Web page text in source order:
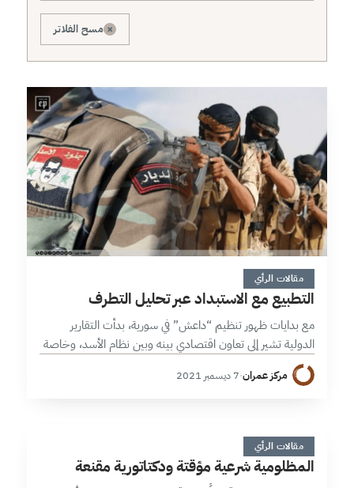
× مسح الفلاتر
4 دقائق
مقالات الرأي
التطبيع مع الاستبداد عبر تحليل التطرف
مع بدايات ظهور تنظيم “داعش” في سورية، بدأت التقارير
الدولية تشير إلى تعاون اقتصادي بينه وبين نظام الأسد، وخاصة
في المجال النفطي، ممازاد من ثروة التنظيم وقدرته على تمويل
نفسه من…مركز عمران·7 ديسمبر 2021
ا4 دقائق
مقالات الرأي
المظلومية شرعية مؤقتة ودكتاتورية مقنعة